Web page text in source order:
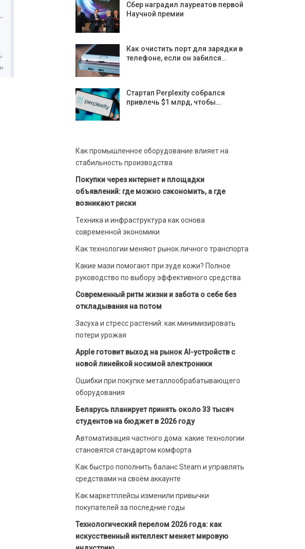
Сбер наградил лауреатов первой
Научной премии
Как очистить порт для зарядки в
телефоне, если он забился…
Стартап Perplexity собрался
привлечь $1 млрд, чтобы…
Как промышленное оборудование влияет на
стабильность производства
Покупки через интернет и площадки
объявлений: где можно сэкономить, а где
возникают риски
Техника и инфраструктура как основа
современной экономики
Как технологии меняют рынок личного транспорта
Какие мази помогают при зуде кожи? Полное
руководство по выбору эффективного средства
Современный ритм жизни и забота о себе без
откладывания на потом
Засуха и стресс растений: как минимизировать
потери урожая
Apple готовит выход на рынок AI-устройств с
новой линейкой носимой электроники
Ошибки при покупке металлообрабатывающего
оборудования
Беларусь планирует принять около 33 тысяч
студентов на бюджет в 2026 году
Автоматизация частного дома: какие технологии
становятся стандартом комфорта
Как быстро пополнить баланс Steam и управлять
средствами на своём аккаунте
Как маркетплейсы изменили привычки
покупателей за последние годы
Технологический перелом 2026 года: как
искусственный интеллект меняет мировую